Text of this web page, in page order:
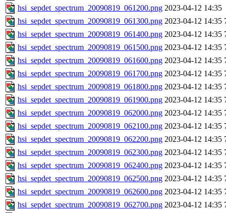
hsi_sepdet_spectrum_20090819_061200.png 2023-04-12 14:35
hsi_sepdet_spectrum_20090819_061300.png 2023-04-12 14:35
hsi_sepdet_spectrum_20090819_061400.png 2023-04-12 14:35
hsi_sepdet_spectrum_20090819_061500.png 2023-04-12 14:35
hsi_sepdet_spectrum_20090819_061600.png 2023-04-12 14:35
hsi_sepdet_spectrum_20090819_061700.png 2023-04-12 14:35
hsi_sepdet_spectrum_20090819_061800.png 2023-04-12 14:35
hsi_sepdet_spectrum_20090819_061900.png 2023-04-12 14:35
hsi_sepdet_spectrum_20090819_062000.png 2023-04-12 14:35
hsi_sepdet_spectrum_20090819_062100.png 2023-04-12 14:35
hsi_sepdet_spectrum_20090819_062200.png 2023-04-12 14:35
hsi_sepdet_spectrum_20090819_062300.png 2023-04-12 14:35
hsi_sepdet_spectrum_20090819_062400.png 2023-04-12 14:35
hsi_sepdet_spectrum_20090819_062500.png 2023-04-12 14:35
hsi_sepdet_spectrum_20090819_062600.png 2023-04-12 14:35
hsi_sepdet_spectrum_20090819_062700.png 2023-04-12 14:35